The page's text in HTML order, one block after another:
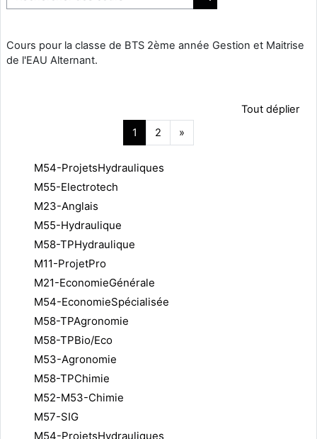
Rechercher des cours
Cours pour la classe de BTS 2ème année Gestion et Maitrise
de l'EAU Alternant.
Tout déplier
1 Page 1
2 Page 2
»
M54-ProjetsHydrauliques
M55-Electrotech
M23-Anglais
M55-Hydraulique
M58-TPHydraulique
M11-ProjetPro
M21-EconomieGénérale
M54-EconomieSpécialisée
M58-TPAgronomie
M58-TPBio/Eco
M53-Agronomie
M58-TPChimie
M52-M53-Chimie
M57-SIG
M54-ProjetsHydrauliques